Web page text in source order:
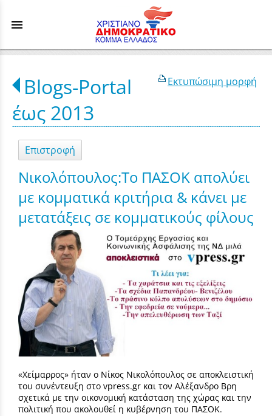
menu
Εκτυπώσιμη μορφή
Blogs-Portal
έως 2013
Επιστροφή
Νικολόπουλος:Το ΠΑΣΟΚ απολύει
με κομματικά κριτήρια & κάνει με
μετατάξεις σε κομματικούς φίλους
«Χείμαρρος» ήταν ο Νίκος Νικολόπουλος σε αποκλειστική
του συνέντευξη στο vpress.gr και τον Αλέξανδρο Βρη
σχετικά με την οικονομική κατάσταση της χώρας και την
πολιτική που ακολουθεί η κυβέρνηση του ΠΑΣΟΚ.